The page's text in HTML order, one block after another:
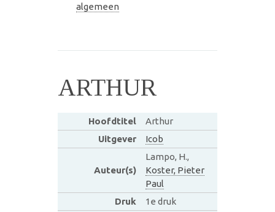
algemeen
ARTHUR
Hoofdtitel
Arthur
Uitgever
Icob
Auteur(s)
Lampo, H.,
Koster, Pieter
Paul
Druk
1e druk